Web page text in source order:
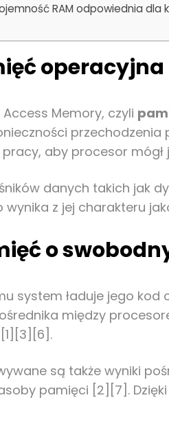
RAM odpowiednia dla
operacyjna
Memory, czyli
aby procesor
danych takich jak
z jej charakteru
o
system ładuje jego
między
są także wyniki
pamięci [2][7].